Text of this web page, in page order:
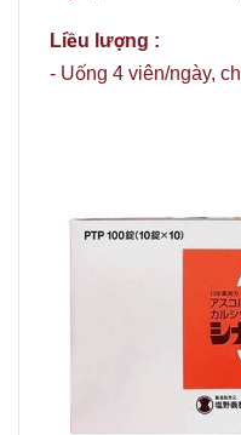
Liều lượng :
- Uống 4 viên/ngày,